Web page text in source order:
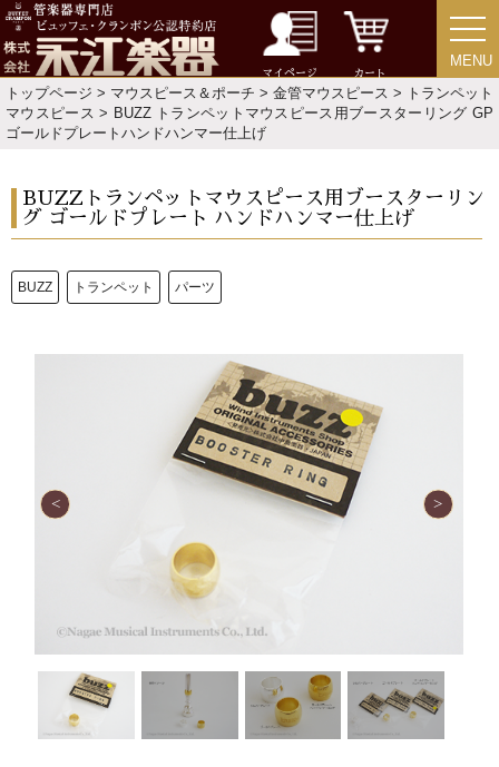
マイページ カート
MENU
MENU
トップページ > マウスピース＆ポーチ > 金管マウスピース > トランペット
マウスピース > BUZZ トランペットマウスピース用ブースターリング GP
ゴールドプレートハンドハンマー仕上げ
BUZZトランペットマウスピース用ブースターリン
グ ゴールドプレート ハンドハンマー仕上げ
BUZZ トランペット パーツ
新規会員登録 ログイン・マイページ
ご利用ガイド
プライバシー・ポリシー